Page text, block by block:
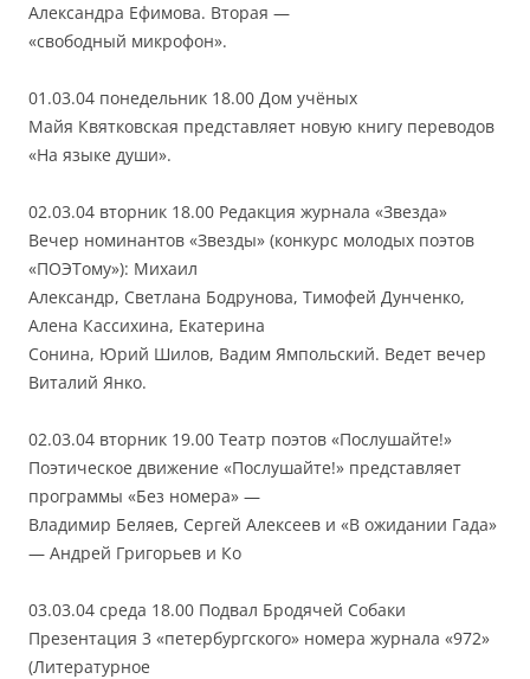
Александра Ефимова. Вторая —
«свободный микрофон».
01.03.04 понедельник 18.00 Дом учёных
Майя Квятковская представляет новую книгу переводов
«На языке души».
02.03.04 вторник 18.00 Редакция журнала «Звезда»
Вечер номинантов «Звезды» (конкурс молодых поэтов
«ПОЭТому»): Михаил
Александр, Светлана Бодрунова, Тимофей Дунченко,
Алена Кассихина, Екатерина
Сонина, Юрий Шилов, Вадим Ямпольский. Ведет вечер
Виталий Янко.
02.03.04 вторник 19.00 Театр поэтов «Послушайте!»
Поэтическое движение «Послушайте!» представляет
программы «Без номера» —
Владимир Беляев, Сергей Алексеев и «В ожидании Гада»
— Андрей Григорьев и Ко
03.03.04 среда 18.00 Подвал Бродячей Собаки
Презентация 3 «петербургского» номера журнала «972»
(Литературное